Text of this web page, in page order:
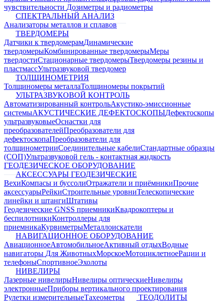
чувствительности Дозиметры и радиометры
СПЕКТРАЛЬНЫЙ АНАЛИЗ
Анализаторы металлов и сплавов
ТВЕРДОМЕРЫ
Датчики к твердомерамДинамические
твердомерыКомбинированные твердомерыМеры
твердостиСтационарные твердомерыТвердомеры резины и
пластмассУльтразвуковой твердомер
ТОЛЩИНОМЕТРИЯ
Толщиномеры металлаТолщиномеры покрытий
УЛЬТРАЗВУКОВОЙ КОНТРОЛЬ
Автоматизированный контрольАкустико-эмиссионные
системыАКУСТИЧЕСКИЕ ДЕФЕКТОСКОПЫДефектоскопы
ультразвуковыеОснастки для
преобразователейПреобразователи для
дефектоскопаПреобразователи для
толщинометрииСоединительные кабелиСтандартные образцы
(СОП)Ультразвуковой гель - контактная жидкость
ГЕОДЕЗИЧЕСКОЕ ОБОРУДОВАНИЕ
АКСЕССУАРЫ ГЕОДЕЗИЧЕСКИЕ
ВехиКомпасы и буссолиОтражатели и приёмникиПрочие
аксессуарыРейкиСтроительные уровниТелескопические
линейки и штангиШтативы
Геодезические GNSS приемникиКвадрокоптеры и
беспилотникиКонтроллеры для
приемникаКурвиметрыМеталлоискатели
НАВИГАЦИОННОЕ ОБОРУДОВАНИЕ
АвиационноеАвтомобильноеАктивный отдыхВодные
навигаторы Для ЖивотныхМорскоеМотоциклетноеРации и
телефоныСпортивноеЭхолоты
НИВЕЛИРЫ
Лазерные нивелирыНивелиры оптическиеНивелиры
электронныеПриборы вертикального проектирования
Рулетки измерительныеТахеометры
ТЕОДОЛИТЫ